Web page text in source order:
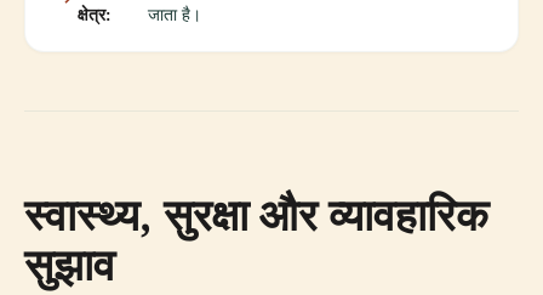
क्षेत्र:
जाता है।
स्वास्थ्य, सुरक्षा और व्यावहारिक
सुझाव